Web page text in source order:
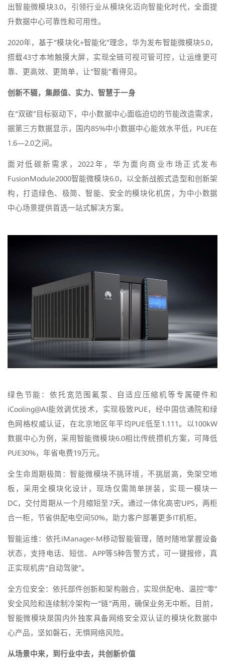
出智能微模块3.0，引领行业从模块化迈向智能化时代，全面提
升数据中心可靠性和可用性。
2020年，基于“模块化+智能化”理念，华为发布智能微模块5.0，
搭载43寸本地触摸大屏，实现全链可视可管可控，让运维更可
靠、更高效、更简单，让“智能”看得见。
创新不辍，集颜值、实力、智慧于一身
在“双碳”目标驱动下，中小数据中心面临迫切的节能改造需求，
据第三方数据显示，国内85%中小数据中心能效水平低，PUE在
1.6—2.0之间。
面对低碳新需求，2022年，华为面向商业市场正式发布
FusionModule2000智能微模块6.0，以全新战舰式造型和创新架
构，打造绿色、极简、智能、安全的模块化机房，为中小数据
中心场景提供首选一站式解决方案。
绿色节能：依托宽范围氟泵、自适应压缩机等专属硬件和
iCooling@AI能效调优技术，实现极致PUE，经中国信通院和绿
色网格权威认证，在北京地区年平均PUE低至1.111。以100kW
数据中心为例，采用智能微模块6.0相比传统攒机方案，可降低
PUE30%，年省电费19万元。
全生命周期极简：智能微模块不挑环境，不挑层高，免架空地
板，采用全模块化设计，现场仅需简单拼装，实现一模块一
DC，交付周期从一个月缩短至7天。通过一体化高密UPS，两柜
合一柜，节省供配电空间50%，助力客户部署更多IT机柜。
智能运维：依托iManager-M移动智能管理，随时随地掌握设备
状态，支持电话、短信、APP等5种告警方式，可一键报修，真
正实现机房“自动驾驶”。
全方位安全：依托部件创新和架构融合，实现供配电、温控“零”
安全风险和连续制冷架构一“链”两用，确保业务无中断。目前，
智能微模块是国内外独家具备网络安全双认证的模块化数据中
心产品，坚如磐石，无惧网络风险。
从场景中来，到行业中去，共创新价值